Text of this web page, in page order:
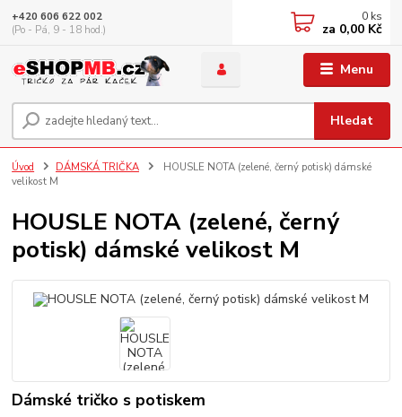
Menu
Hledat
+420 606 622 002
(Po - Pá, 9 - 18 hod.)
0 ks
za 0,00 Kč
Úvod DÁMSKÁ TRIČKA
HOUSLE NOTA (zelené, černý potisk) dámské
velikost M
HOUSLE NOTA (zelené, černý
potisk) dámské velikost M
Dámské tričko s potiskem